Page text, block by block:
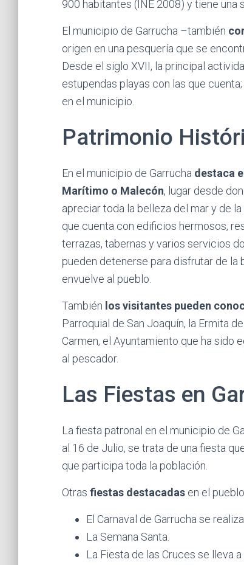
900 habitantes (INE 2008) y tiene una
El municipio de Garrucha –también
origen en una pesquería que se
Desde el siglo XVII, la principal
estupendas playas con las que
en el municipio.
Patrimonio
En el municipio de Garrucha destaca
Marítimo o Malecón, lugar desde
apreciar toda la belleza del mar y de
que cuenta con edificios hermosos,
terrazas, tabernas y varios servicios
pueden detenerse para disfrutar de la
envuelve al pueblo.
También los visitantes pueden
Parroquial de San Joaquín, la Ermita
Carmen, el Ayuntamiento que ha sido
al pescador.
Las Fiestas en
La fiesta patronal en el municipio de
al 16 de Julio, se trata de una fiesta
que participa toda la población.
Otras fiestas destacadas en el
El Carnaval de Garrucha se
La Semana Santa.
La Fiesta de las Cruces se lleva